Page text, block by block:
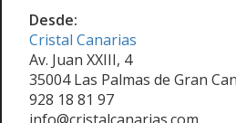
Desde:
Cristal Canarias
Av. Juan XXIII, 4
35004 Las Palmas de Gran
928 18 81 97